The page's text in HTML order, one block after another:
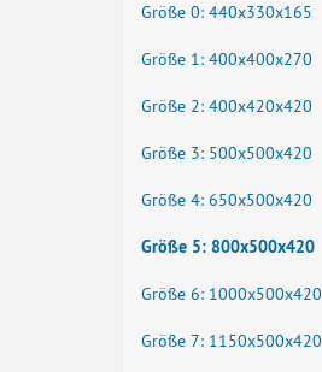
Größe 0: 440x330x165
Größe 1: 400x400x270
Größe 2: 400x420x420
Größe 3: 500x500x420
Größe 4: 650x500x420
Größe 5: 800x500x420
Größe 6: 1000x500x420
Größe 7: 1150x500x420